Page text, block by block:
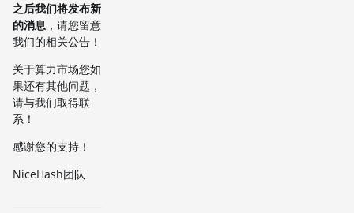
之后我们将发布新
的消息 ，请您留意
我们的相关公告！
关于算力市场您如
果还有其他问题，
请与我们取得联
系！
感谢您的支持！
NiceHash团队